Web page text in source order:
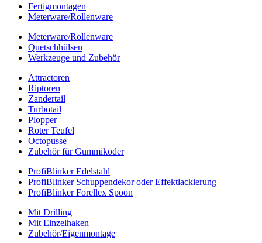
Fertigmontagen
Meterware/Rollenware
Meterware/Rollenware
Quetschhülsen
Werkzeuge und Zubehör
Attractoren
Riptoren
Zandertail
Turbotail
Plopper
Roter Teufel
Octopusse
Zubehör für Gummiköder
ProfiBlinker Edelstahl
ProfiBlinker Schuppendekor oder Effektlackierung
ProfiBlinker Forellex Spoon
Mit Drilling
Mit Einzelhaken
Zubehör/Eigenmontage